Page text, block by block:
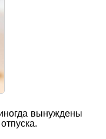
вынуждены